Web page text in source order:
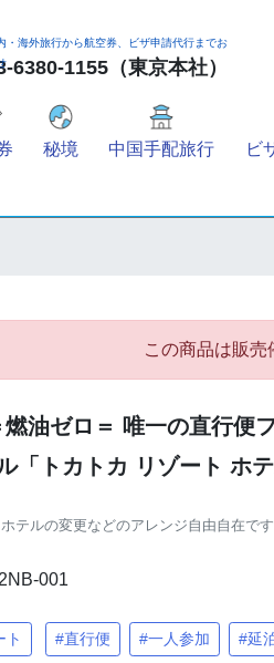
・海外旅行から航空券、ビザ申請代行までお
6380-1155（東京本社）
秘境 中国手配旅行 ビ
この商品は販
燃油ゼロ＝ 唯一の直行
「トカトカ リゾート ホ
テルの変更などのアレンジ自由自在で
001
ト #直行便 #一人参加 #延